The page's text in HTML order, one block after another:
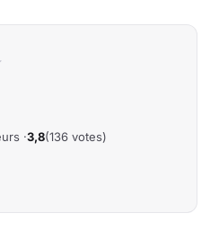
·3,8(136 votes)